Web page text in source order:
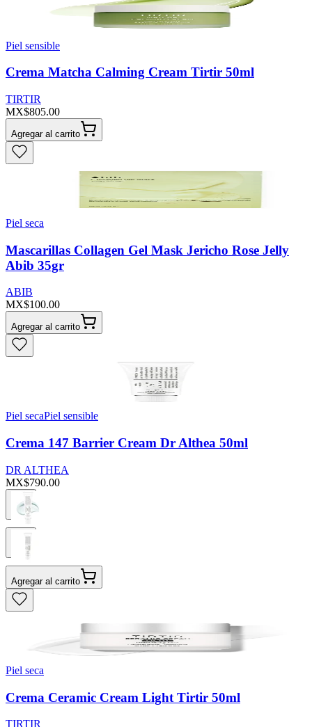
Piel sensible
Crema Matcha Calming Cream Tirtir 50ml
TIRTIR
MX$805.00
Agregar al carrito
Piel seca
Mascarillas Collagen Gel Mask Jericho Rose Jelly
Abib 35gr
ABIB
MX$100.00
Agregar al carrito
Piel secaPiel sensible
Crema 147 Barrier Cream Dr Althea 50ml
DR ALTHEA
MX$790.00
Agregar al carrito
Piel seca
Crema Ceramic Cream Light Tirtir 50ml
TIRTIR